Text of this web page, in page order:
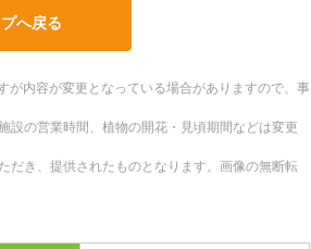
へ戻る
内容が変更となっている場合がありますので、事
の営業時間、植物の開花・見頃期間などは変更
き、提供されたものとなります。画像の無断転